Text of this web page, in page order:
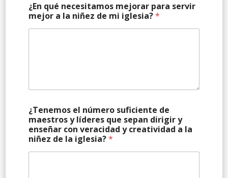
¿En qué necesitamos mejorar para servir
mejor a la niñez de mi iglesia?*
¿Tenemos el número suficiente de
maestros y líderes que sepan dirigir y
enseñar con veracidad y creatividad a la
niñez de la iglesia?*